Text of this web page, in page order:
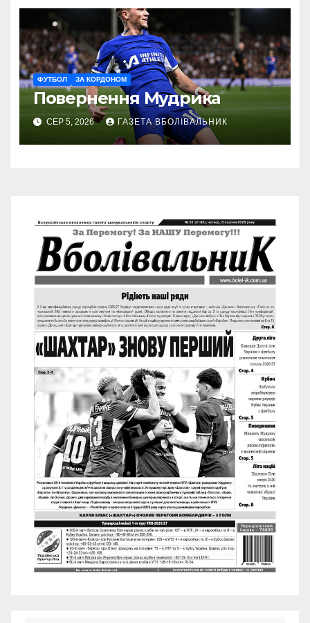
ФУТБОЛ ЗА КОРДОНОМ
Повернення Мудрика
СЕР 5, 2026 ГАЗЕТА ВБОЛІВАЛЬНИК